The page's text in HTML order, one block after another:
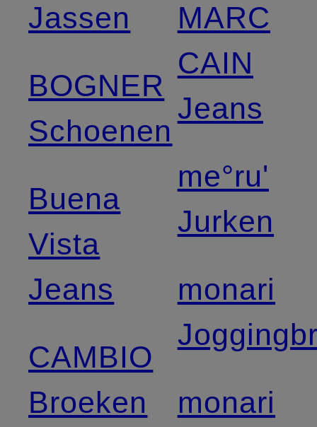
Jassen
BOGNER
Schoenen
Buena
Vista
Jeans
CAMBIO
Broeken
MARC
CAIN
Jeans
me°ru'
Jurken
monari
monari